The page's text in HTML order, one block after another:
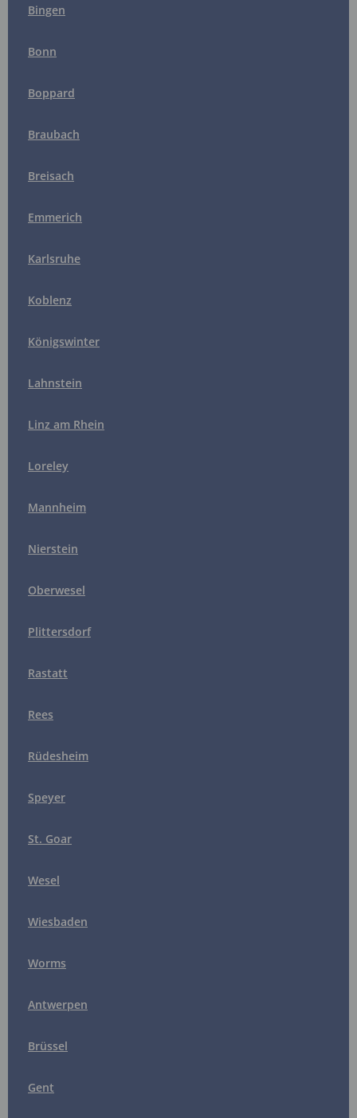
Bingen
Bonn
Boppard
Braubach
Breisach
Emmerich
Karlsruhe
Koblenz
Königswinter
Lahnstein
Linz am Rhein
Loreley
Mannheim
Nierstein
Oberwesel
Plittersdorf
Rastatt
Rees
Rüdesheim
Speyer
St. Goar
Wesel
Wiesbaden
Worms
Antwerpen
Brüssel
Gent